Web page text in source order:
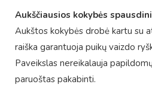
Aukščiausios kokybės
Aukštos kokybės drobė kartu su
raiška garantuoja puikų vaizdo
Paveikslas nereikalauja
paruoštas pakabinti.